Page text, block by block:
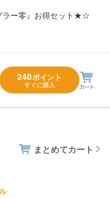
ー零』お得セット★☆
240ポイント
すぐに購入
まとめてカート